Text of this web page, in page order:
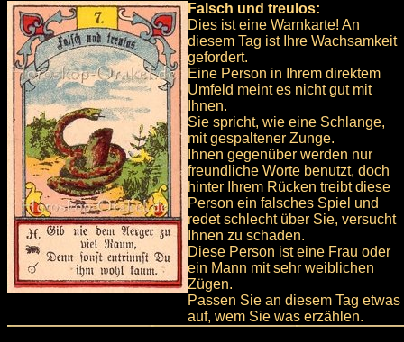
Falsch und treulos:
Dies ist eine Warnkarte! An
diesem Tag ist Ihre Wachsamkeit
gefordert.
Eine Person in Ihrem direktem
Umfeld meint es nicht gut mit
Ihnen.
Sie spricht, wie eine Schlange,
mit gespaltener Zunge.
Ihnen gegenüber werden nur
freundliche Worte benutzt, doch
hinter Ihrem Rücken treibt diese
Person ein falsches Spiel und
redet schlecht über Sie, versucht
Ihnen zu schaden.
Diese Person ist eine Frau oder
ein Mann mit sehr weiblichen
Zügen.
Passen Sie an diesem Tag etwas
auf, wem Sie was erzählen.